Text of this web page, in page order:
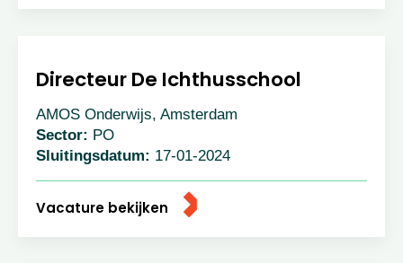
Directeur De Ichthusschool
AMOS Onderwijs, Amsterdam
Sector: PO
Sluitingsdatum: 17-01-2024
Vacature bekijken